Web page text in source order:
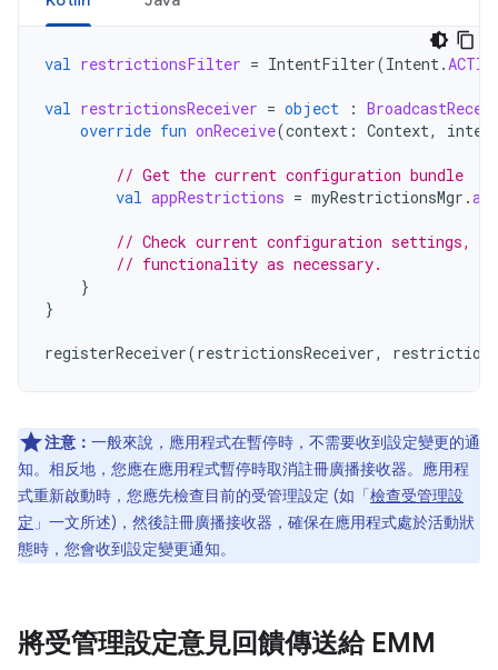
val restrictionsFilter = IntentFilter(Intent.
val restrictionsReceiver = object :
override fun onReceive(context : Context,
// Get the current configuration bundle
val appRestrictions = myRestrictionsMgr .
// Check current configuration settings,
// functionality as necessary.
}
}
registerReceiver(restrictionsReceiver,
注意： 一般來說，應用程式在暫停時，不需要收到設定變更的通
知。相反地，您應在應用程式暫停時取消註冊廣播接收器。應用程
式重新啟動時，您應先檢查目前的受管理設定 (如「檢查受管理設
定 」一文所述)，然後註冊廣播接收器，確保在應用程式處於活動狀
態時，您會收到設定變更通知。
將受管理設定意見回饋傳送給 EMM